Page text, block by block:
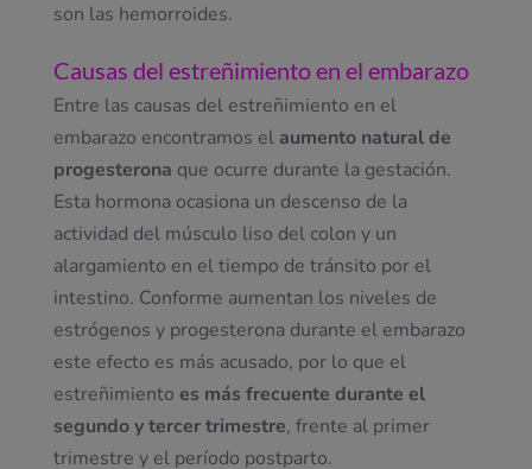
son las hemorroides.
Causas del estreñimiento en el embarazo
Entre las causas del estreñimiento en el
embarazo encontramos el aumento natural de
progesterona que ocurre durante la gestación.
Esta hormona ocasiona un descenso de la
actividad del músculo liso del colon y un
alargamiento en el tiempo de tránsito por el
intestino. Conforme aumentan los niveles de
estrógenos y progesterona durante el embarazo
este efecto es más acusado, por lo que el
estreñimiento es más frecuente durante el
segundo y tercer trimestre, frente al primer
trimestre y el período postparto.